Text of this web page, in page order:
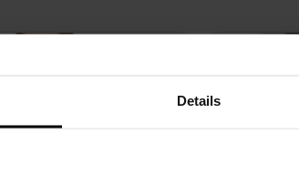
Details